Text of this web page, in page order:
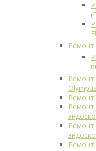
Ремонт
Ремонт
Olympus
Ремонт
Ремонт
Ремонт
Ремонт